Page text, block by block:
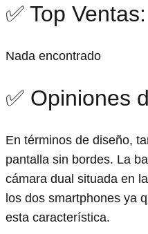
✅ Top
Nada encontrado
✅ Opiniones
En términos de diseño,
pantalla sin bordes. La
cámara dual situada en
los dos smartphones ya
esta característica.